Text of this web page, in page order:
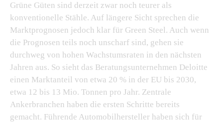
Grüne Güten sind derzeit zwar noch teurer als
konventionelle Stähle. Auf längere Sicht sprechen die
Marktprognosen jedoch klar für Green Steel. Auch wenn
die Prognosen teils noch unscharf sind, gehen sie
durchweg von hohen Wachstumsraten in den nächsten
Jahren aus. So sieht das Beratungsunternehmen Deloitte
einen Marktanteil von etwa 20 % in der EU bis 2030,
etwa 12 bis 13 Mio. Tonnen pro Jahr. Zentrale
Ankerbranchen haben die ersten Schritte bereits
gemacht. Führende Automobilhersteller haben sich für